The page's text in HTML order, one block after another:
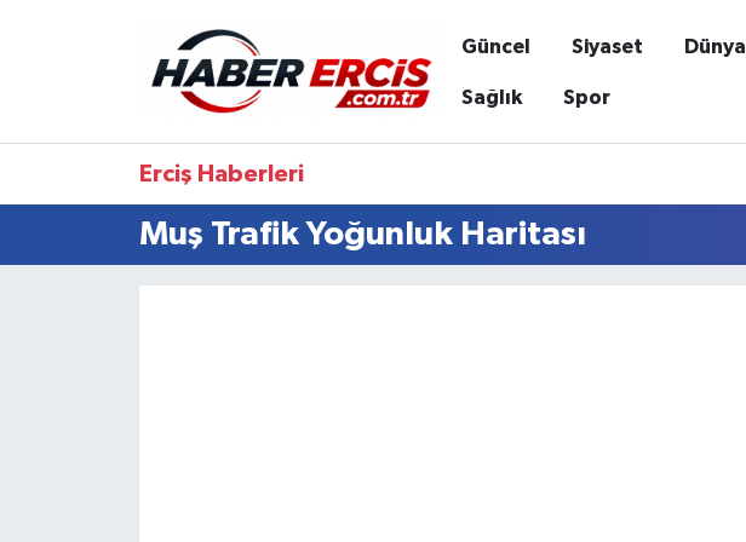
Güncel Siyaset Dünya
Sağlık Spor
Erciş Haberleri
Muş Trafik Yoğunluk Haritası